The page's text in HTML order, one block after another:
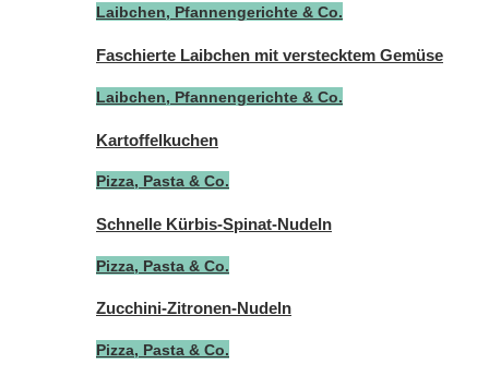
Laibchen, Pfannengerichte & Co.
Faschierte Laibchen mit verstecktem Gemüse
Laibchen, Pfannengerichte & Co.
Kartoffelkuchen
Pizza, Pasta & Co.
Schnelle Kürbis-Spinat-Nudeln
Pizza, Pasta & Co.
Zucchini-Zitronen-Nudeln
Pizza, Pasta & Co.